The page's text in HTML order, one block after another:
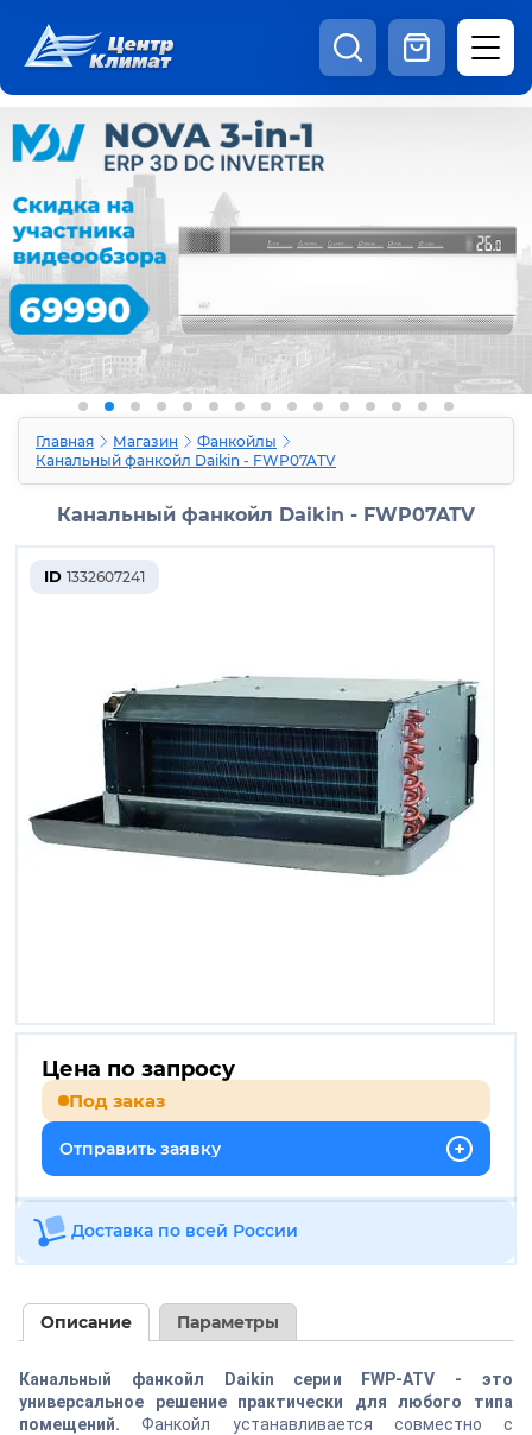
Каталог
Статьи
Наши работы Отзывы
Доставка и оплата Оферта
Контакты
8:00 - 20:00 Шоурум
Главная Магазин
Фанкойлы
Канальный фанкойл Daikin - FWP07ATV
Канальный фанкойл Daikin - FWP07ATV
ID 1332607241
Цена по запросу
Под заказ
Отправить заявку
Доставка по всей России
Описание Параметры
Канальный фанкойл Daikin серии FWP-ATV - это
универсальное решение практически для любого типа
помещений. Фанкойл устанавливается совместно с